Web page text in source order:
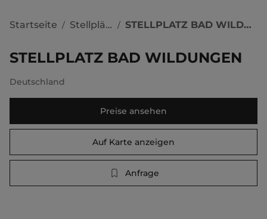
Startseite / Stellplätze / STELLPLATZ BAD WILDUNGEN
STELLPLATZ BAD WILDUNGEN
Deutschland
Preise ansehen
Auf Karte anzeigen
Anfrage